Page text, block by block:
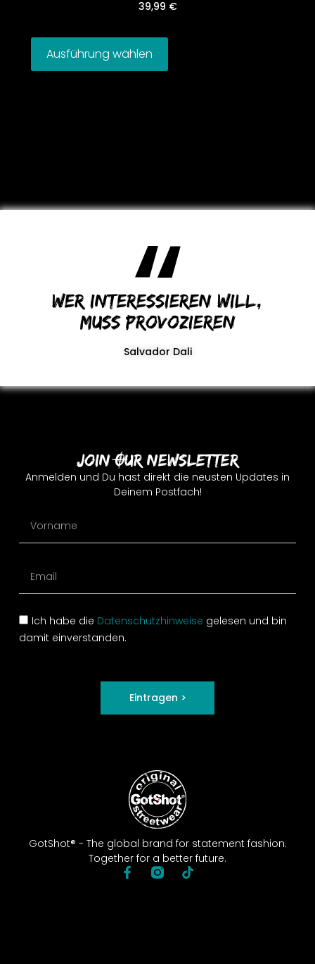
39,99 €
Ausführung wählen
Wer interessieren will,
muss provozieren
Salvador Dali
GotShot® - The global brand for statement fashion.
Together for a better future.
Join Our Newsletter
Anmelden und Du hast direkt die neusten Updates in
Deinem Postfach!
Ich habe die Datenschutzhinweise gelesen und bin
damit einverstanden.
Eintragen >